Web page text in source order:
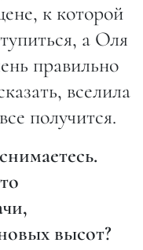
к которой
а Оля
правильно
вселила
получится.
высот?